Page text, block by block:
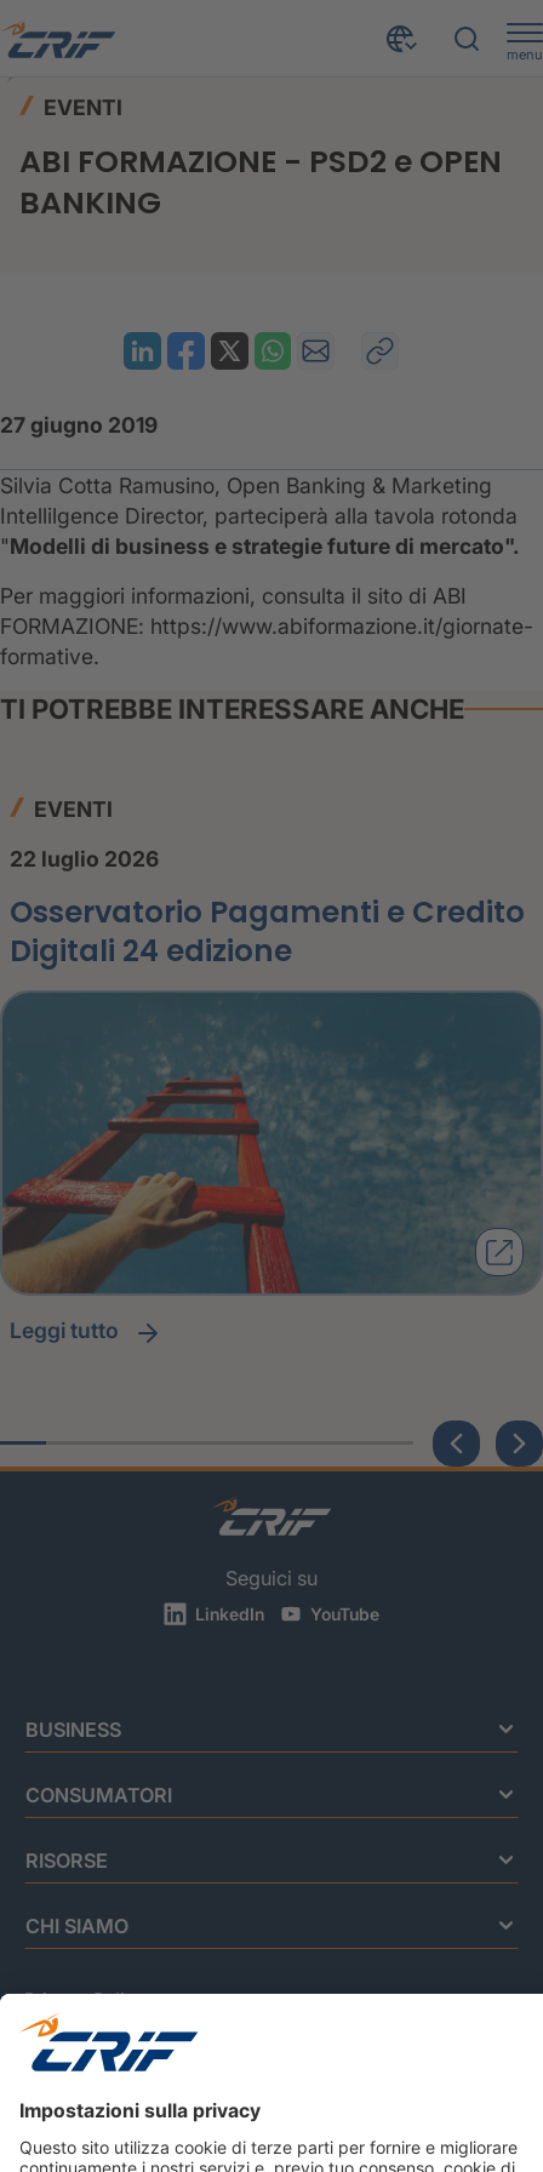
menu
EVENTI
ABI FORMAZIONE - PSD2 e OPEN
BANKING
27 giugno 2019
Silvia Cotta Ramusino, Open Banking & Marketing
Intellilgence Director, parteciperà alla tavola rotonda
"Modelli di business e strategie future di mercato".
Per maggiori informazioni, consulta il sito di ABI
FORMAZIONE: https://www.abiformazione.it/giornate-
formative.
TI POTREBBE INTERESSARE ANCHE
EVENTI
22 luglio 2026
Osservatorio Pagamenti e Credito
Digitali 24 edizione
leggi tutto
Seguici su
LinkedIn YouTube
BUSINESS
CONSUMATORI
RISORSE
CHI SIAMO
Privacy Policy
Cookie Policy
Informativa Dati Personali
CRIF Business Ethics
Accessibilità
Informativa Privacy Relativa Al Sistema Di Informazioni
Creditizie